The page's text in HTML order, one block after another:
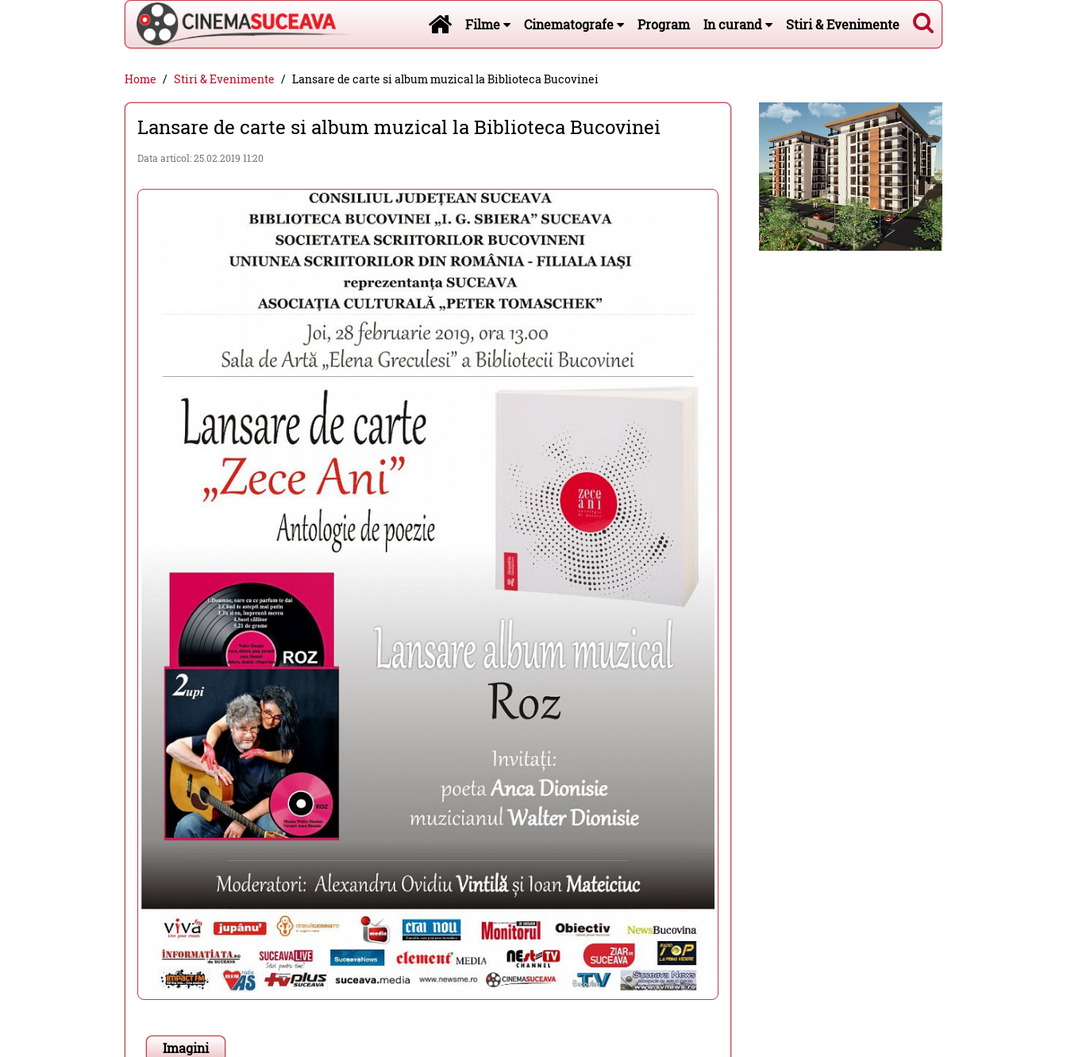
Cinema
Suceava
-
filme
stiri
evenimente
Filme Cinematografe Program In curand Stiri & Evenimente
Home Stiri & Evenimente Lansare de carte si album muzical la Biblioteca Bucovinei
Lansare de carte si album muzical la Biblioteca Bucovinei
Data articol: 25.02.2019 11:20
Imagini